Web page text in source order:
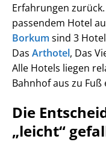
Erfahrungen
passendem Hotel
Borkum sind 3
Das Arthotel, Das
Alle Hotels liegen
Bahnhof aus zu
Die
„leicht“